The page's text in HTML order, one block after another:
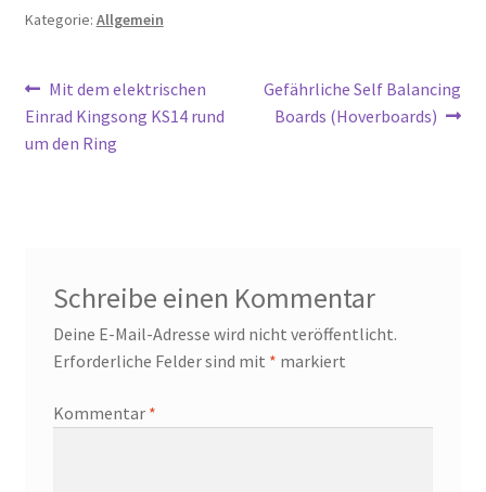
Kategorie: Allgemein
Beitragsnavigation
Vorheriger
Beitrag:
Mit dem elektrischen
Einrad Kingsong KS14 rund
um den Ring
Nächster
Beitrag:
Gefährliche Self Balancing
Boards (Hoverboards)
Schreibe einen Kommentar
Deine E-Mail-Adresse wird nicht veröffentlicht.
Erforderliche Felder sind mit * markiert
Kommentar *